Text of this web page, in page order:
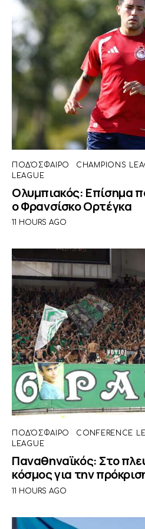
ΠΟΔΌΣΦΑΙΡΟ CHAMPIONS
LEAGUE
Ολυμπιακός: Επίσημα
ο Φρανσίσκο Ορτέγκα
11 HOURS AGO
ΠΟΔΌΣΦΑΙΡΟ CONFERENCE
LEAGUE
Παναθηναϊκός: Στο
κόσμος για την
11 HOURS AGO